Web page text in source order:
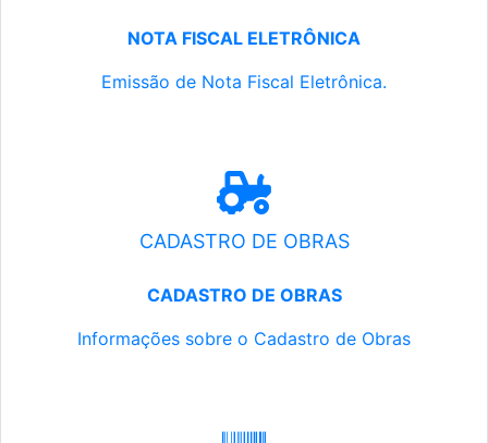
NOTA FISCAL ELETRÔNICA
Emissão de Nota Fiscal Eletrônica.
CADASTRO DE OBRAS
CADASTRO DE OBRAS
Informações sobre o Cadastro de Obras